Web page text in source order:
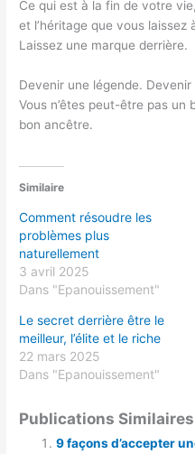
Ce qui est à la fin de votre
et l’héritage que vous
Laissez une marque derrière.
Devenir une légende.
Vous n’êtes peut-être pas un
bon ancêtre.
Similaire
Comment résoudre les
problèmes plus
naturellement
3 avril 2025
Dans "Epanouissement"
Le secret derrière être le
meilleur, l’élite et le riche
22 mars 2025
Dans "Epanouissement"
Publications Similaires
9 façons d’accepter